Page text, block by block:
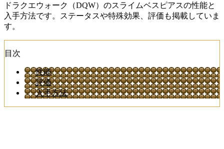
ドラクエウォーク（DQW）のスライムベスピアスの性能と
入手方法です。ステータスや特殊効果、評価も掲載していま
す。
目次
性能
評価
入手方法